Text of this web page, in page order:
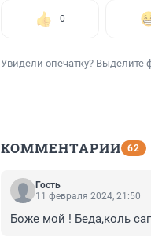
0
Увидели опечатку? Выделите
КОММЕНТАРИИ 62
Гость
11 февраля 2024, 21:50
Боже мой ! Беда,коль